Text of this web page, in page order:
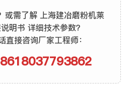
或需了解 上海建冶磨粉机莱
明书 详细技术参数？
直接咨询厂家工程师：